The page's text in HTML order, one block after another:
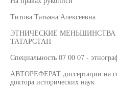
Титова Татьяна Алексеевна
ЭТНИЧЕСКИЕ
ТАТАРСТАН
Специальность 07 00 07 -
АВТОРЕФЕРАТ диссертации на
доктора исторических наук